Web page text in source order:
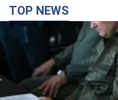
TOP NEWS